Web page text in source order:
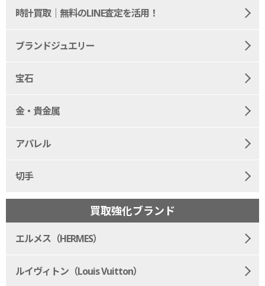
時計買取｜無料のLINE査定を活用！
ブランドジュエリー
宝石
金・貴金属
アパレル
切手
買取強化ブランド
エルメス（HERMES）
ルイヴィトン（Louis Vuitton）